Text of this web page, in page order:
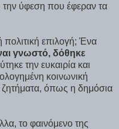
την ύφεση που έφεραν τα
πολιτική επιλογή; Ένα
γνωστό, δόθηκε
την ευκαιρία και
κοινωνική
όπως η δημόσια
το φαινόμενο της